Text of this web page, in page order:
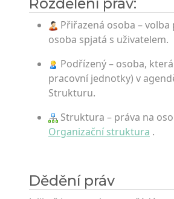
Přiřazená osoba –
osoba spjatá s uživatelem.
Podřízený – osoba,
pracovní jednotky) v
Strukturu.
Struktura – práva na
Organizační struktura .
Dědění práv